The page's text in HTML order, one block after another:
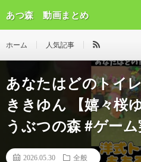
あつ森 動画まとめ
ホーム 人気記事
あなたはどのトイ
ききゆん 【嬉々桜
うぶつの森 #ゲー
2026.05.30 全般